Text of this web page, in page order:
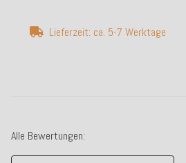
Alle Bewertungen:
Lieferzeit: ca. 5-7 Werktage